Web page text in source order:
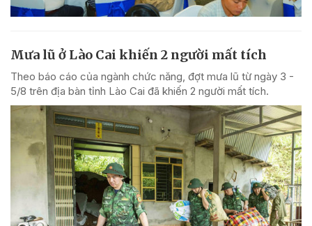
Mưa lũ ở Lào Cai khiến 2 người mất tích
Theo báo cáo của ngành chức năng, đợt mưa lũ từ ngày 3 -
5/8 trên địa bàn tỉnh Lào Cai đã khiến 2 người mất tích.